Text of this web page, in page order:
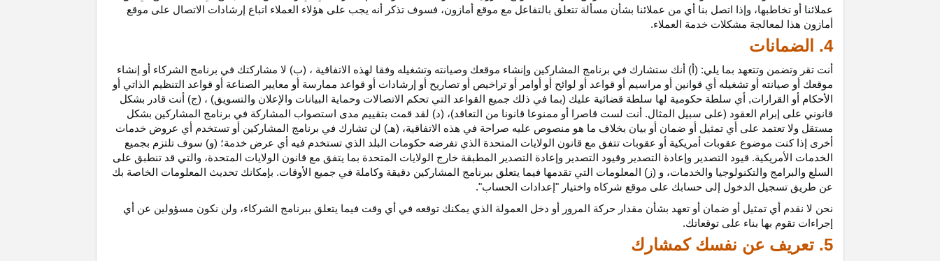
عملائنا أو تخاطبها، وإذا اتصل بنا أي من عملائنا بشأن مسألة تتعلق بالتفاعل مع موقع أمازون، فسوف تذكر أنه يجب على هؤلاء العملاء اتباع إرشادات الاتصال على موقع
أمازون هذا لمعالجة مشكلات خدمة العملاء.
4. الضمانات
أنت تقر وتضمن وتتعهد بما يلي: (أ) أنك ستشارك في برنامج المشاركين وإنشاء موقعك وصيانته وتشغيله وفقا لهذه الاتفاقية ، (ب) لا مشاركتك في برنامج الشركاء أو إنشاء
موقعك أو صيانته أو تشغيله أي قوانين أو مراسيم أو قواعد أو لوائح أو أوامر أو تراخيص أو تصاريح أو إرشادات أو قواعد ممارسة أو معايير الصناعة أو قواعد التنظيم الذاتي أو
الأحكام أو القرارات, أي سلطة حكومية لها سلطة قضائية عليك (بما في ذلك جميع القواعد التي تحكم الاتصالات وحماية البيانات والإعلان والتسويق) ، (ج) أنت قادر بشكل
قانوني على إبرام العقود (على سبيل المثال. أنت لست قاصرا أو ممنوعا قانونا من التعاقد)، (د) لقد قمت بتقييم مدى استصواب
المشاركة في برنامج المشاركين بشكل
مستقل ولا تعتمد على أي تمثيل أو ضمان أو بيان بخلاف ما هو منصوص عليه صراحة في هذه الاتفاقية، (هـ) لن تشارك في برنامج المشاركين أو تستخدم أي عروض خدمات
أخرى إذا كنت موضوع عقوبات أمريكية أو عقوبات تتفق مع قانون الولايات المتحدة الذي تفرضه حكومات البلد الذي تستخدم فيه أي عرض خدمة؛ (و) سوف تلتزم بجميع
الخدمات الأمريكية. قيود التصدير وإعادة التصدير وقيود التصدير وإعادة التصدير المطبقة خارج الولايات المتحدة بما يتفق مع قانون الولايات المتحدة، والتي قد تنطبق على
السلع والبرامج والتكنولوجيا والخدمات، و (ز) المعلومات التي تقدمها فيما يتعلق ببرنامج المشاركين دقيقة وكاملة في جميع الأوقات. بإمكانك تحديث المعلومات الخاصة بك
عن طريق تسجيل الدخول إلى حسابك على موقع شركاه واختيار "إعدادات الحساب".
نحن لا نقدم أي تمثيل أو ضمان أو تعهد بشأن مقدار حركة المرور أو دخل العمولة الذي يمكنك توقعه في أي وقت فيما يتعلق ببرنامج الشركاء، ولن نكون مسؤولين عن أي
إجراءات تقوم بها بناء على توقعاتك.
5. تعريف عن نفسك كمشارك